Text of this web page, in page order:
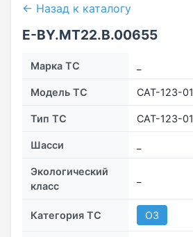
← Назад к каталогу
E-BY.МТ22.B.00655
Марка ТС
Модель ТС САТ-123-01
Тип ТС САТ-123-01
Шасси
Экологический
класс
Категория ТС О3